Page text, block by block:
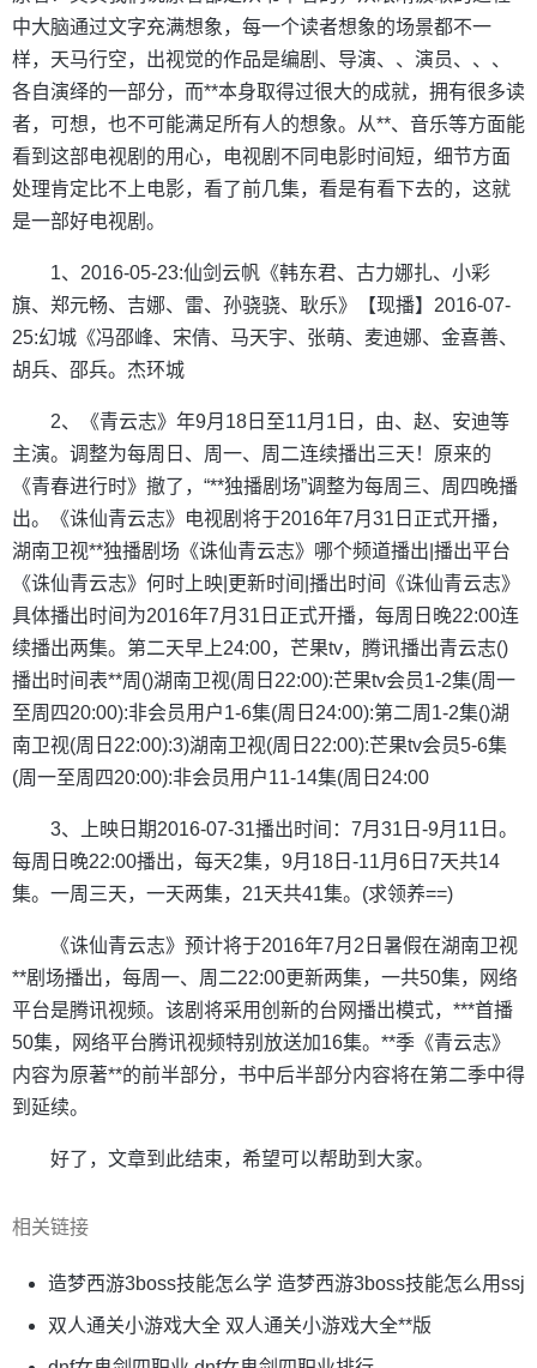
中大脑通过文字充满想象，每一个读者想象的场景都不一
样，天马行空，出视觉的作品是编剧、导演、、演员、、、
各自演绎的一部分，而**本身取得过很大的成就，拥有很多读
者，可想，也不可能满足所有人的想象。从**、音乐等方面能
看到这部电视剧的用心，电视剧不同电影时间短，细节方面
处理肯定比不上电影，看了前几集，看是有看下去的，这就
是一部好电视剧。
1、2016-05-23:仙剑云帆《韩东君、古力娜扎、小彩
旗、郑元畅、吉娜、雷、孙骁骁、耿乐》【现播】2016-07-
25:幻城《冯邵峰、宋倩、马天宇、张萌、麦迪娜、金喜善、
胡兵、邵兵。杰环城
2、《青云志》年9月18日至11月1日，由、赵、安迪等
主演。调整为每周日、周一、周二连续播出三天！原来的
《青春进行时》撤了，“**独播剧场”调整为每周三、周四晚播
出。《诛仙青云志》电视剧将于2016年7月31日正式开播，
湖南卫视**独播剧场《诛仙青云志》哪个频道播出|播出平台
《诛仙青云志》何时上映|更新时间|播出时间《诛仙青云志》
具体播出时间为2016年7月31日正式开播，每周日晚22:00连
续播出两集。第二天早上24:00，芒果tv，腾讯播出青云志()
播出时间表**周()湖南卫视(周日22:00):芒果tv会员1-2集(周一
至周四20:00):非会员用户1-6集(周日24:00):第二周1-2集()湖
南卫视(周日22:00):3)湖南卫视(周日22:00):芒果tv会员5-6集
(周一至周四20:00):非会员用户11-14集(周日24:00
3、上映日期2016-07-31播出时间：7月31日-9月11日。
每周日晚22:00播出，每天2集，9月18日-11月6日7天共14
集。一周三天，一天两集，21天共41集。(求领养==)
《诛仙青云志》预计将于2016年7月2日暑假在湖南卫视
**剧场播出，每周一、周二22:00更新两集，一共50集，网络
平台是腾讯视频。该剧将采用创新的台网播出模式，***首播
50集，网络平台腾讯视频特别放送加16集。**季《青云志》
内容为原著**的前半部分，书中后半部分内容将在第二季中得
到延续。
好了，文章到此结束，希望可以帮助到大家。
相关链接
造梦西游3boss技能怎么学 造梦西游3boss技能怎么用ssj
双人通关小游戏大全 双人通关小游戏大全**版